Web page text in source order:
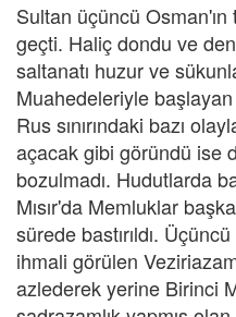
Sultan üçüncü Osman'ın
geçti. Haliç dondu ve
saltanatı huzur ve
Muahedeleriyle
Rus sınırındaki bazı
açacak gibi göründü ise
bozulmadı. Hudutlarda
Mısır'da Memluklar
sürede bastırıldı.
ihmali görülen
azlederek yerine Birinci